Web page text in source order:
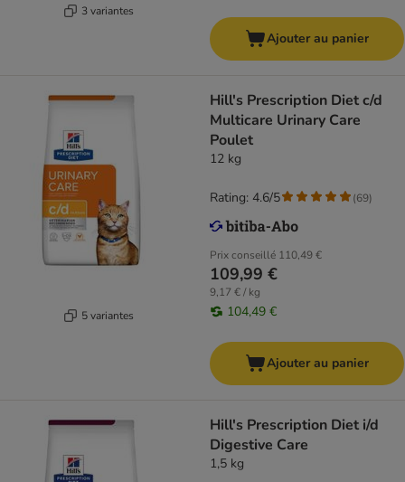
3 variantes
Ajouter au panier
5 variantes
Hill's Prescription Diet c/d
Multicare Urinary Care
Poulet
12 kg
Prix conseillé 110,49 €
109,99 €
9,17 € / kg
104,49 €
Rating: 4.6/5 (69)
Ajouter au panier
Hill's Prescription Diet i/d
Digestive Care
1,5 kg